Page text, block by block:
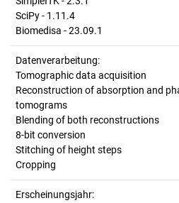
SciPy - 1.11.4
Biomedisa - 23.09.1
Datenverarbeitung:
Tomographic data acquisition
Reconstruction of absorption and
tomograms
Blending of both reconstructions
8-bit conversion
Stitching of height steps
Cropping
Erscheinungsjahr: